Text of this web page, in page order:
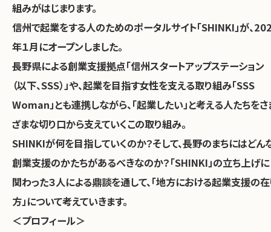
組みがはじまります。
信州で起業をする人のためのポータルサイト「SHINKI」が、
年１月にオープンしました。
長野県による創業支援拠点「信州スタートアップステーション
（以下、SSS）」や、起業を目指す女性を支える取り組み「SSS
Woman」とも連携しながら、「起業したい」と考える人たちをさ
ざまな切り口から支えていくこの取り組み。
SHINKIが何を目指していくのか？そして、長野のまちにはどん
創業支援のかたちがあるべきなのか？「SHINKI」の立ち上げに
関わった３人による鼎談を通して、「地方における起業支援の
方」について考えていきます。
＜プロフィール＞